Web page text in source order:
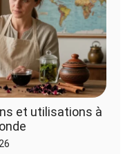
et utilisations à